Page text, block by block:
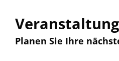
Planen Sie Ihre